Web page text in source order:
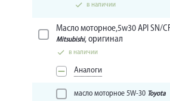
в наличии
Масло моторное,5w30 API SN/
Mitsubishi, оригинал
в наличии
Аналоги
масло моторное 5W-30 Toyota